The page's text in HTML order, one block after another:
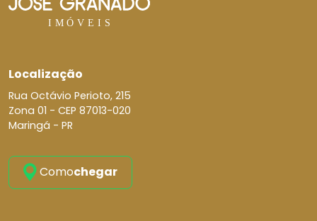
Localização
Rua Octávio Perioto, 215
Zona 01 - CEP 87013-020
Maringá - PR
Comochegar